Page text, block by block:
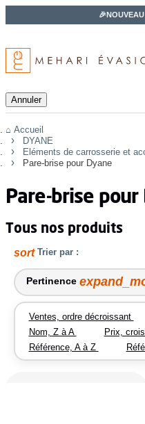
Annuler
Accueil
DYANE
Eléments de carrosserie et
Pare-brise pour Dyane
Pare-brise pour
Tous nos produits
sort Trier par :
Pertinence
Ventes, ordre décroissant
Nom, Z à A
Prix,
Référence, A à Z